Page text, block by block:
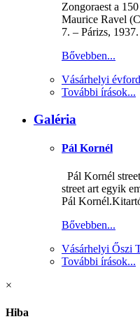
Zongoraest a
Maurice Ravel
7. – Párizs,
Bővebben...
Vásárhelyi
További írások...
Galéria
Pál Kornél
Pál Kornél
street art egyik
Pál
Bővebben...
Vásárhelyi Őszi
További írások...
×
Hiba